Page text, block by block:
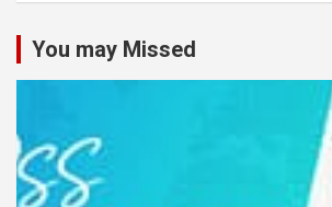
You may Missed